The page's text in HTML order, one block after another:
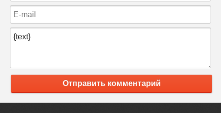
Отправить комментарий